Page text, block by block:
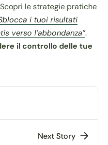
le strategie pratiche
i tuoi risultati
verso l’abbondanza”.
il controllo delle tue
Next Story